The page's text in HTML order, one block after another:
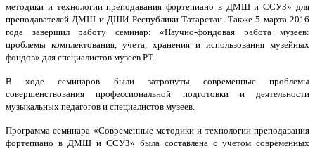
методики и технологии преподавания фортепиано в ДМШ и ССУЗ» для
преподавателей ДМШ и ДШИ Республики Татарстан. Также 5 марта 2016
года завершил работу семинар: «Научно-фондовая работа музеев:
проблемы комплектования, учета, хранения и использования музейных
фондов» для специалистов музеев РТ.
В ходе семинаров были затронуты современные проблемы
совершенствования профессиональной подготовки и деятельности
музыкальных педагогов и специалистов музеев.
Программа семинара «Современные методики и технологии преподавания
фортепиано в ДМШ и ССУЗ» была составлена с учетом современных